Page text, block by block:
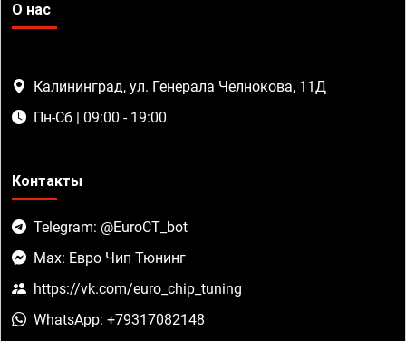
О нас
Калининград, ул. Генерала Челнокова, 11Д
Пн-Сб | 09:00 - 19:00
Контакты
Telegram: @EuroCT_bot
Max: Евро Чип Тюнинг
https://vk.com/euro_chip_tuning
WhatsApp: +79317082148